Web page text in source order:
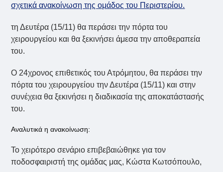
σχετικά ανακοίνωση της ομάδος του Περιστερίου.
τη Δευτέρα (15/11) θα περάσει την πόρτα του
χειρουργείου και θα ξεκινήσει άμεσα την αποθεραπεία
του.
Ο 24χρονος επιθετικός του Ατρόμητου, θα περάσει την
πόρτα του χειρουργείου την Δευτέρα (15/11) και στην
συνέχεια θα ξεκινήσει η διαδικασία της αποκατάστασής
του.
Αναλυτικά η ανακοίνωση:
Το χειρότερο σενάριο επιβεβαιώθηκε για τον
ποδοσφαιριστή της ομάδας μας, Κώστα Κωτσόπουλο,